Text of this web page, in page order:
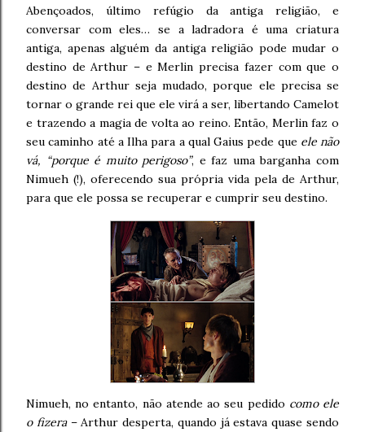
Abençoados, último refúgio da antiga religião, e
conversar com eles… se a ladradora é uma criatura
antiga, apenas alguém da antiga religião pode mudar o
destino de Arthur – e Merlin precisa fazer com que o
destino de Arthur seja mudado, porque ele precisa se
tornar o grande rei que ele virá a ser, libertando Camelot
e trazendo a magia de volta ao reino. Então, Merlin faz o
seu caminho até a Ilha para a qual Gaius pede que ele não
vá, “porque é muito perigoso”, e faz uma barganha com
Nimueh (!), oferecendo sua própria vida pela de Arthur,
para que ele possa se recuperar e cumprir seu destino.
Nimueh, no entanto, não atende ao seu pedido como ele
o fizera– Arthur desperta, quando já estava quase sendo